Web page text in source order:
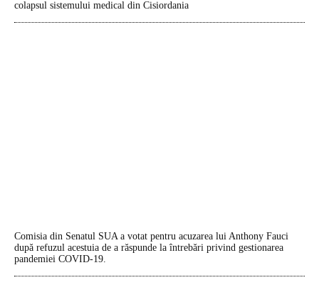
colapsul sistemului medical din Cisiordania
Comisia din Senatul SUA a votat pentru acuzarea lui Anthony Fauci
după refuzul acestuia de a răspunde la întrebări privind gestionarea
pandemiei COVID-19.